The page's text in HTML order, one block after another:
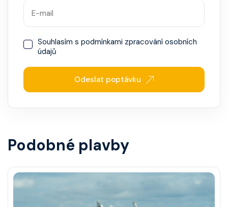
Souhlasím s podmínkami zpracování osobních
údajů
Odeslat poptávku
Podobné plavby